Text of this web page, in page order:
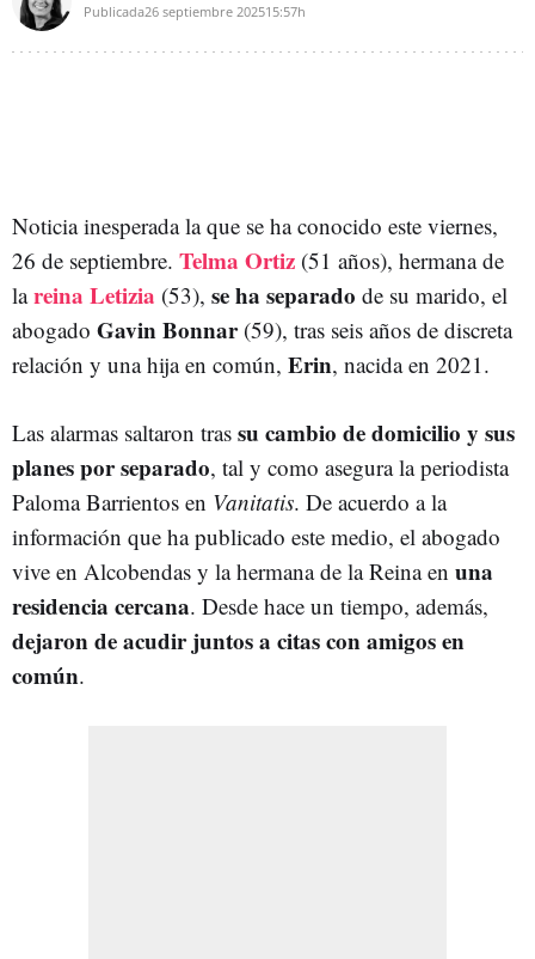
Publicada26 septiembre 202515:57h
Noticia inesperada la que se ha conocido este viernes,
26 de septiembre. Telma Ortiz (51 años), hermana de
lareina Letizia (53), se ha separado de su marido, el
abogado Gavin Bonnar(59), tras seis años de discreta
relación y una hija en común, Erin, nacida en 2021.
Las alarmas saltaron tras su cambio de domicilio y sus
planes por separado, tal y como asegura la periodista
Paloma Barrientos en Vanitatis. De acuerdo a la
información que ha publicado este medio, el abogado
vive en Alcobendas y la hermana de la Reina en una
residencia cercana. Desde hace un tiempo, además,
dejaron de acudir juntos a citas con amigos en
común.